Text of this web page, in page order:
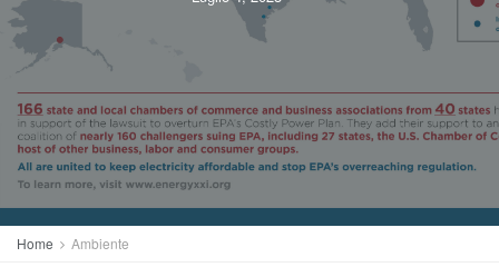
Home Ambiente